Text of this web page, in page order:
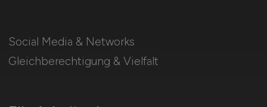
Social Media & Networks
Gleichberechtigung & Vielfalt